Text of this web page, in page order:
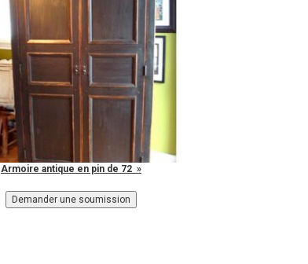
Armoire antique en pin de 72 »